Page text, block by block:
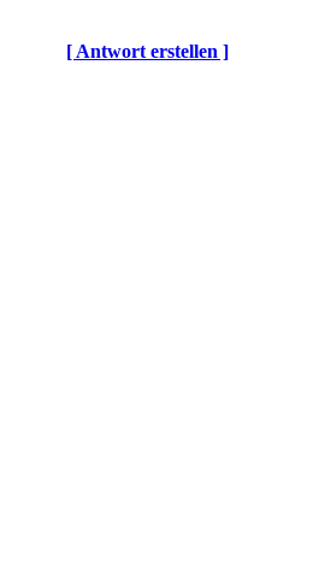
[ Antwort erstellen ]